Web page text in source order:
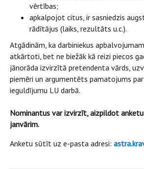
vērtības;
apkalpojot citus, ir sasniedzis
rādītājus (laiks, rezultāts u.c.).
Atgādinām, ka darbiniekus
atkārtoti, bet ne biežāk kā reizi piecos
jānorāda izvirzītā pretendenta vārds,
piemēri un argumentēts pamatojums
ieguldījumu LU darbā.
Nominantus var izvirzīt, aizpildot
janvārim.
Anketu sūtīt uz e-pasta adresi: